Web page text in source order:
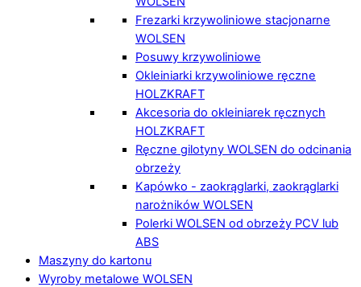
Frezarki krzywoliniowe stacjonarne
WOLSEN
Posuwy krzywoliniowe
Okleiniarki krzywoliniowe ręczne
HOLZKRAFT
Akcesoria do okleiniarek ręcznych
HOLZKRAFT
Ręczne gilotyny WOLSEN do odcinania
obrzeży
Kapówko - zaokrąglarki, zaokrąglarki
narożników WOLSEN
Polerki WOLSEN od obrzeży PCV lub
ABS
Maszyny do kartonu
Wyroby metalowe WOLSEN